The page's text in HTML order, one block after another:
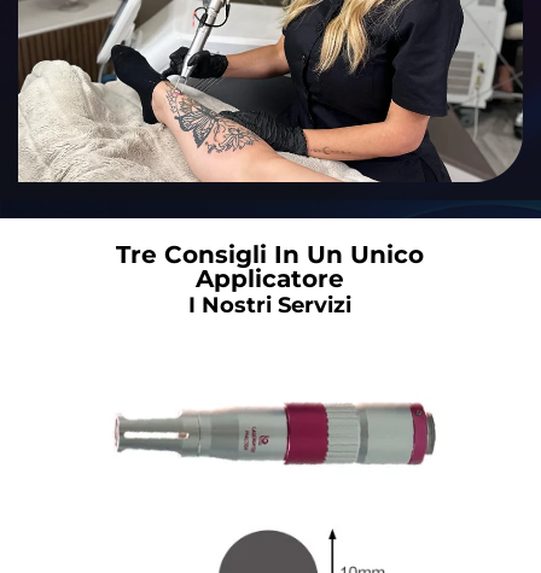
Tre Consigli In Un Unico
Applicatore
I Nostri Servizi